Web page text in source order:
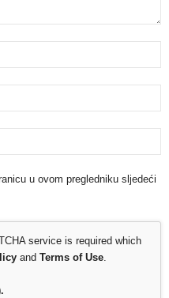
u ovom pregledniku sljedeći
service is required which
and Terms of Use.